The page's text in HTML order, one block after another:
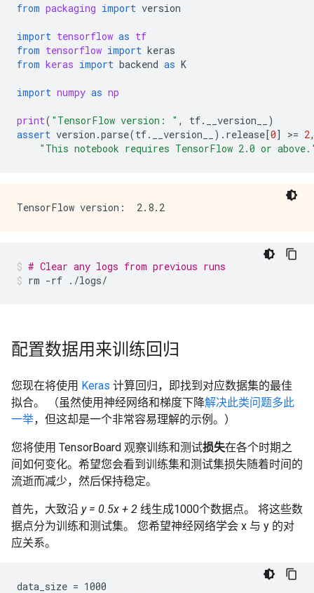
from packaging import version
import tensorflow as tf
from tensorflow import keras
from keras import backend as K
import numpy as np
print( "TensorFlow version: " , tf. __version__
)
assert version .parse(tf. __version__ ) . release[0] >= 2
"This notebook requires TensorFlow 2.0 or
# Clear any logs from previous runs
rm -rf ./logs/
配置数据用来训练回归
您现在将使用 Keras 计算回归，即找到对应数据集的最佳
拟合。 （虽然使用神经网络和梯度下降解决此类问题多此
一举，但这却是一个非常容易理解的示例。）
您将使用 TensorBoard 观察训练和测试损失在各个时期之
间如何变化。希望您会看到训练集和测试集损失随着时间的
流逝而减少，然后保持稳定。
首先，大致沿 y = 0.5x + 2 线生成1000个数据点。 将这些数
据点分为训练和测试集。 您希望神经网络学会 x 与 y 的对
应关系。